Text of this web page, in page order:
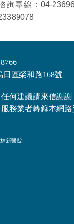
詢專線：04-
區榮和路168號
何建議請來信謝謝
務業者轉錄本網
新醫院